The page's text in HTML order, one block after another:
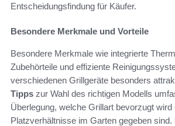
Entscheidungsfindung für Käufer.
Besondere Merkmale und Vorteile
Besondere Merkmale wie integrierte
Zubehörteile und effiziente
verschiedenen Grillgeräte besonders
Tipps zur Wahl des richtigen Modells
Überlegung, welche Grillart bevorzugt wird
Platzverhältnisse im Garten gegeben